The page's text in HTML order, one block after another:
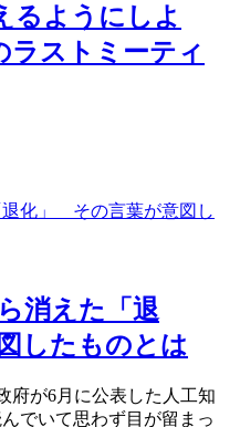
るようにしよ
ストミーティ
化」 その言葉が意図し
消えた「退
したものとは
が6月に公表した人工知
でいて思わず目が留まっ